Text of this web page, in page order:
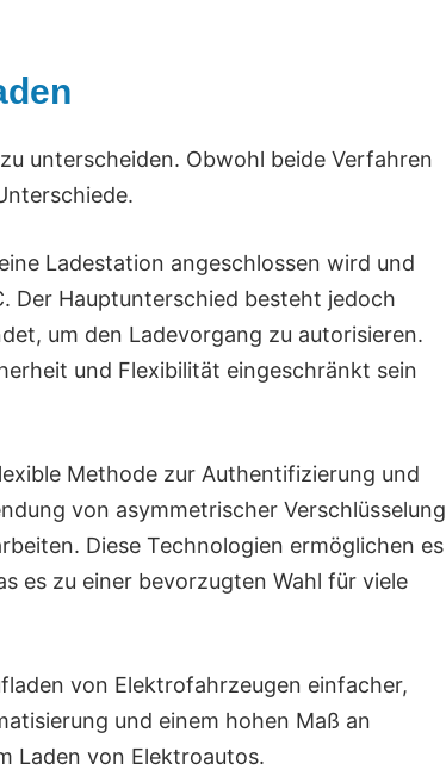
unterscheiden. Obwohl beide Verfahren
Ladestation angeschlossen wird und
Der Hauptunterschied besteht jedoch
um den Ladevorgang zu autorisieren.
und Flexibilität eingeschränkt sein
Methode zur Authentifizierung und
von asymmetrischer Verschlüsselung
Diese Technologien ermöglichen es
es zu einer bevorzugten Wahl für viele
von Elektrofahrzeugen einfacher,
und einem hohen Maß an
Laden von Elektroautos.